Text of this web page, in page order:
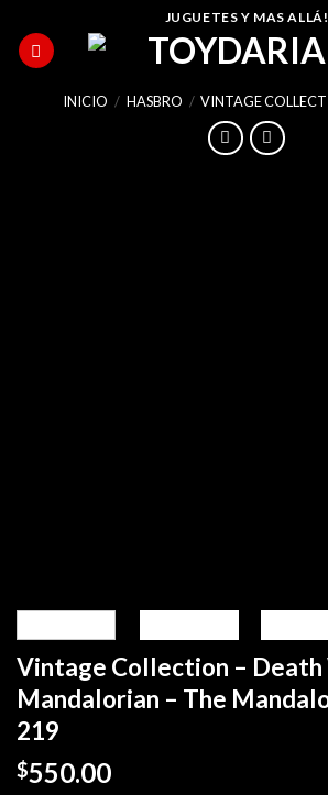
content
JUGUETES Y MAS ALLÁ!
INICIO / HASBRO / VINTAGE
Vintage Collection – Death
Mandalorian – The
219
$550.00